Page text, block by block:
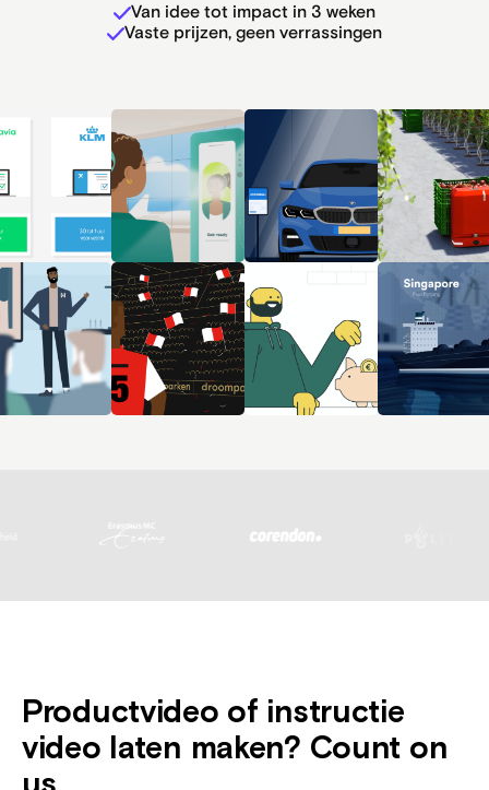
Van idee tot impact in 3 weken
Vaste prijzen, geen verrassingen
Productvideo of instructie
video laten maken? Count on